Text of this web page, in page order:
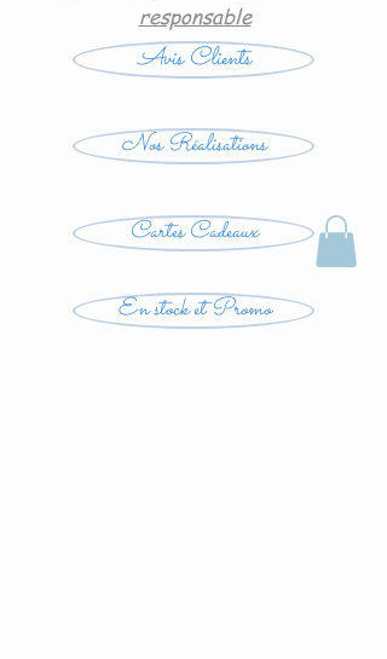
responsable
Avis Clients
Nos Réalisations
Cartes Cadeaux
En stock et Promo